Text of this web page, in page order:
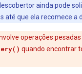
ainda pode
até que ela recomece a
operações
quando encontrar